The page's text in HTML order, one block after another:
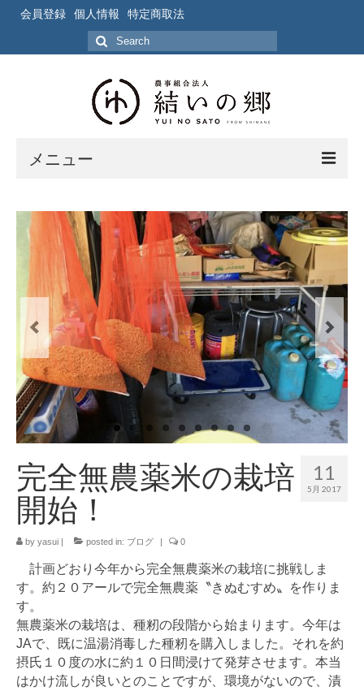
会員登録 個人情報
特定商取法
Search
for:
メニュー
作業風景
ブログ
ブログ記事の要約一覧
ブログ記事の全記事一覧
お買物
お問合せ
11
5月 2017
完全無農薬米の栽培
開始！
by yasui | posted in: ブログ | 0
計画どおり今年から完全無農薬米の栽培に挑戦しま
す。約２０アールで完全無農薬〝きぬむすめ〟を作りま
す。
無農薬米の栽培は、種籾の段階から始まります。今年は
JAで、既に温湯消毒した種籾を購入しました。それを約
摂氏１０度の水に約１０日間浸けて発芽させます。本当
はかけ流しが良いとのことですが、環境がないので、漬